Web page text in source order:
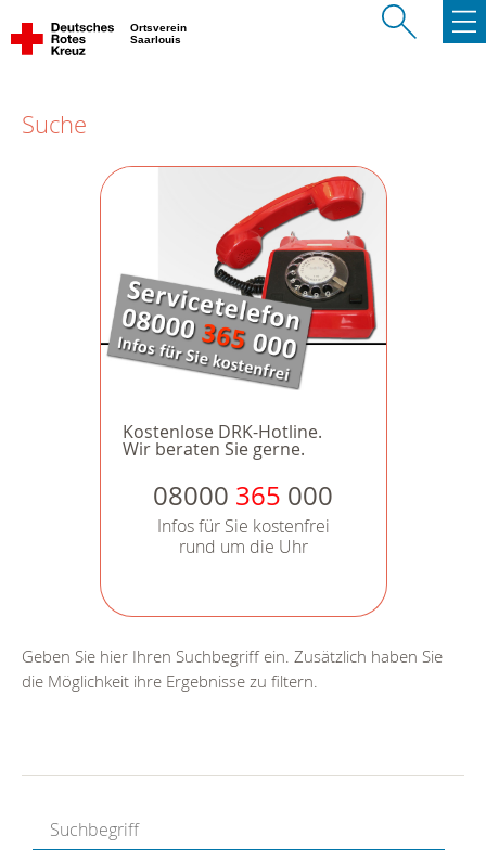
Ortsverein
Saarlouis
Suche
Kostenlose DRK-Hotline.
Wir beraten Sie gerne.
08000 365 000
Infos für Sie kostenfrei
rund um die Uhr
Geben Sie hier Ihren Suchbegriff ein. Zusätzlich haben Sie
die Möglichkeit ihre Ergebnisse zu filtern.